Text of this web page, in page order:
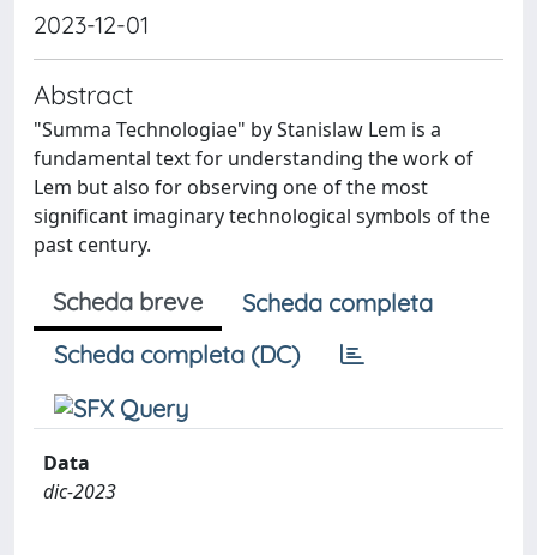
2023-12-01
Abstract
"Summa Technologiae" by Stanislaw Lem is a
fundamental text for understanding the work of
Lem but also for observing one of the most
significant imaginary technological symbols of the
past century.
Scheda breve
Scheda completa
Scheda completa (DC)
Data
dic-2023